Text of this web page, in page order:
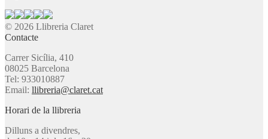
© 2026 Llibreria Claret
Contacte
Carrer Sicília, 410
08025 Barcelona
Tel: 933010887
Email: llibreria@claret.cat
Horari de la llibreria
Dilluns a divendres,